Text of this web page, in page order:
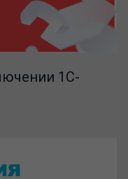
1С-